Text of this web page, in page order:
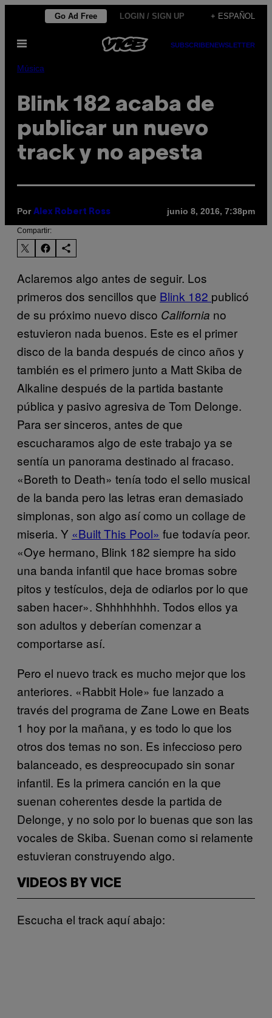
contenido
Go Ad Free LOGIN / SIGN UP + ESPAÑOL
Abrir
SUBSCRIBENEWSLETTER
Música
Blink 182 acaba de
publicar un nuevo
track y no apesta
Por Alex Robert Ross junio 8, 2016, 7:38pm
Compartir:
Aclaremos algo antes de seguir. Los
primeros dos sencillos que Blink 182 publicó
de su próximo nuevo disco California no
estuvieron nada buenos. Este es el primer
disco de la banda después de cinco años y
también es el primero junto a Matt Skiba de
Alkaline después de la partida bastante
pública y pasivo agresiva de Tom Delonge.
Para ser sinceros, antes de que
escucharamos algo de este trabajo ya se
sentía un panorama destinado al fracaso.
«Boreth to Death» tenía todo el sello musical
de la banda pero las letras eran demasiado
simplonas, son algo así como un collage de
miseria. Y «Built This Pool» fue todavía peor.
«Oye hermano, Blink 182 siempre ha sido
una banda infantil que hace bromas sobre
pitos y testículos, deja de odiarlos por lo que
saben hacer». Shhhhhhhh. Todos ellos ya
son adultos y deberían comenzar a
comportarse así.
Pero el nuevo track es mucho mejor que los
anteriores. «Rabbit Hole» fue lanzado a
través del programa de Zane Lowe en Beats
1 hoy por la mañana, y es todo lo que los
otros dos temas no son. Es infeccioso pero
balanceado, es despreocupado sin sonar
infantil. Es la primera canción en la que
suenan coherentes desde la partida de
Delonge, y no solo por lo buenas que son las
vocales de Skiba. Suenan como si relamente
estuvieran construyendo algo.
VIDEOS BY VICE
Escucha el track aquí abajo: